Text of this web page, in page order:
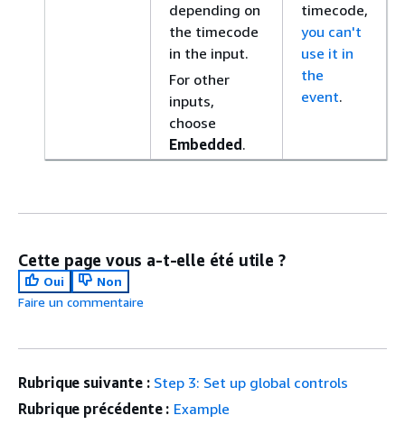
depending on
the timecode
in the input.
For other
inputs,
choose
Embedded .
timecode,
you can't
use it in
the
event.
Cette page vous a-t-elle été utile ?
Oui
Non
Faire un commentaire
Rubrique suivante : Step 3: Set up global controls
Rubrique précédente : Example